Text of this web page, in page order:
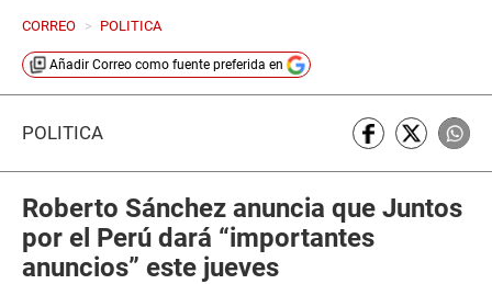
CORREO > POLITICA
Añadir Correo como fuente preferida en
POLÍTICA
Roberto Sánchez anuncia que Juntos
por el Perú dará “importantes
anuncios” este jueves